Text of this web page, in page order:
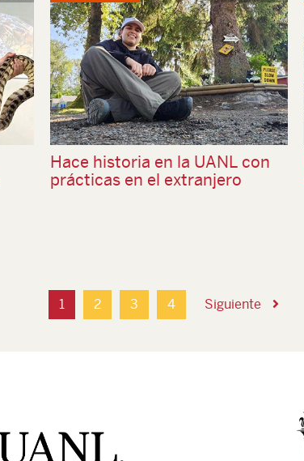
Hace historia en la UANL con
prácticas en el extranjero
1 2 3 4 Siguiente